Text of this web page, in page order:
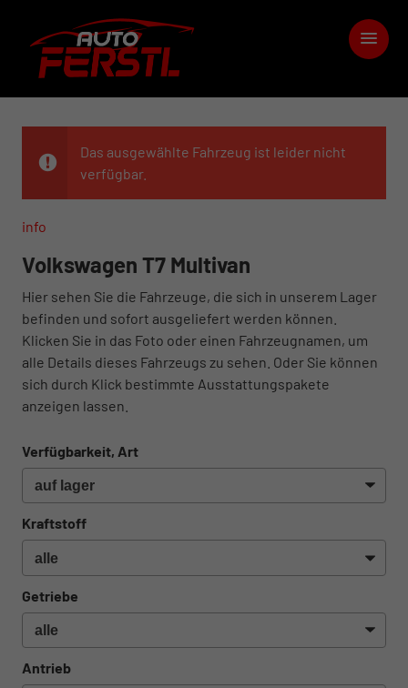
Das ausgewählte Fahrzeug ist leider nicht
verfügbar.
info
Volkswagen T7 Multivan
Hier sehen Sie die Fahrzeuge, die sich in unserem Lager
befinden und sofort ausgeliefert werden können.
Klicken Sie in das Foto oder einen Fahrzeugnamen, um
alle Details dieses Fahrzeugs zu sehen. Oder Sie können
sich durch Klick bestimmte Ausstattungspakete
anzeigen lassen.
Verfügbarkeit, Art
Kraftstoff
Getriebe
Antrieb